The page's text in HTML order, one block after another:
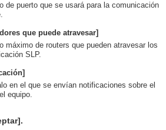
de puerto que se usará para la comunicación
que puede atravesar]
máximo de routers que pueden atravesar los
SLP.
en el que se envían notificaciones sobre el
equipo.